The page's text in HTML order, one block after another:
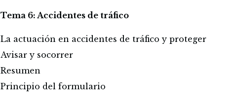
Tema 6: Accidentes de tráfico
La actuación en accidentes de tráfico y proteger
Avisar y socorrer
Resumen
Principio del formulario